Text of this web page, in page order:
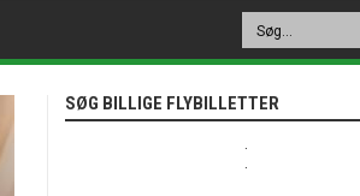
SØG BILLIGE FLYBILLETTER